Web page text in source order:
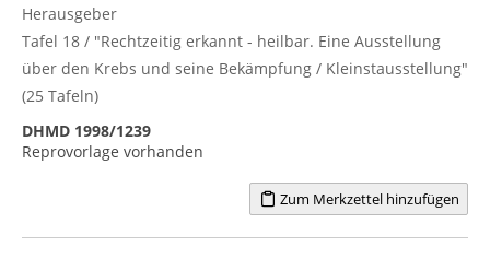
Herausgeber
Tafel 18 / "Rechtzeitig erkannt - heilbar. Eine Ausstellung
über den Krebs und seine Bekämpfung / Kleinstausstellung"
(25 Tafeln)
DHMD 1998/1239
Reprovorlage vorhanden
Zum Merkzettel hinzufügen